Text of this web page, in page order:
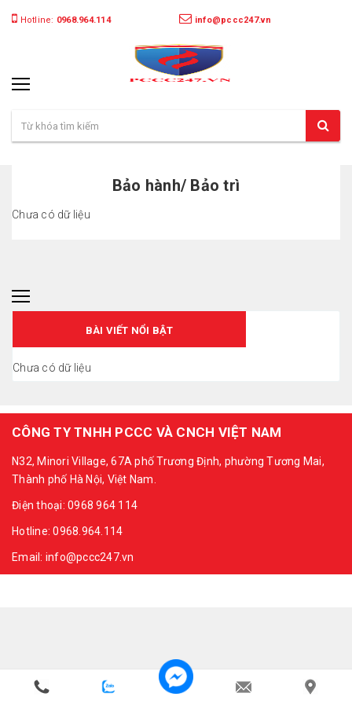
Hotline: 0968.964.114 info@pccc247.vn
Bảo hành/ Bảo trì
Chưa có dữ liệu
BÀI VIẾT NỔI BẬT
Chưa có dữ liệu
CÔNG TY TNHH PCCC VÀ CNCH VIỆT NAM
N32, Minori Village, 67A phố Trương Định, phường Tương Mai,
Thành phố Hà Nội, Việt Nam.
Điện thoại: 0968 964 114
Hotline: 0968.964.114
Email: info@pccc247.vn